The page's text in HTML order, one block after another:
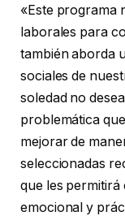
«Este programa
laborales para
también aborda
sociales de
soledad no
problemática
mejorar de
seleccionadas
que les
emocional y